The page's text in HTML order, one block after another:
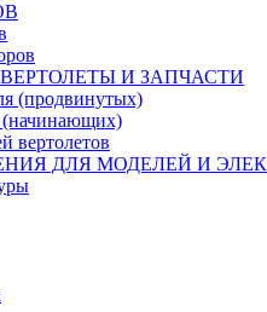
И ЗАПЧАСТИ
(продвинутых)
(начинающих)
вертолетов
ДЛЯ МОДЕЛЕЙ И